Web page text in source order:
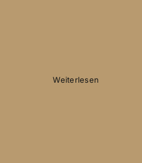
Weiterlesen